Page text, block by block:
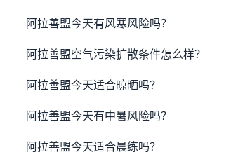
阿拉善盟今天有风寒风险吗？
阿拉善盟空气污染扩散条件怎么样？
阿拉善盟今天适合晾晒吗？
阿拉善盟今天有中暑风险吗？
阿拉善盟今天适合晨练吗？